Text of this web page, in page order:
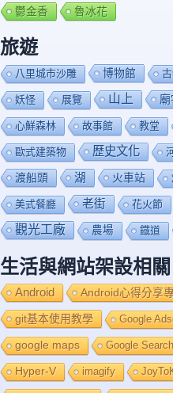
鬱金香 魯冰花
旅遊
八里城市沙雕 博物館
妖怪 展覽 山上
心鮮森林 故事館 教堂
歐式建築物 歷史文化
渡船頭 湖 火車站
美式餐廳 老街 花火節
觀光工廠 農場 鐡道
生活與網站架設相關
Android Android心得分享
git基本使用教學 Google
google maps Google Search
Hyper-V imagify